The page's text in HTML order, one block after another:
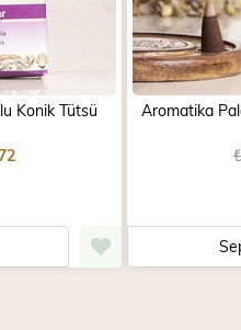
Konik Tütsü Aromatika